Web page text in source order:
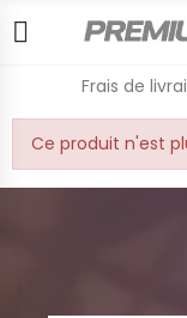
Frais de
Ce produit n'est